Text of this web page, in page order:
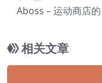
Aboss – 运动商店
相关文章